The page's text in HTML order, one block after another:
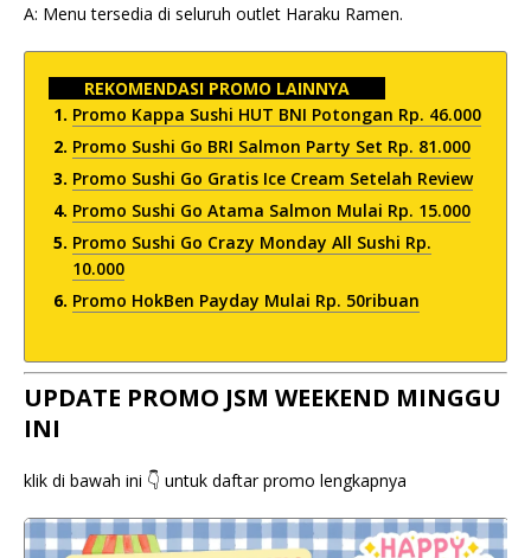
A: Menu tersedia di seluruh outlet Haraku Ramen.
REKOMENDASI PROMO LAINNYA
Promo Kappa Sushi HUT BNI Potongan Rp. 46.000
Promo Sushi Go BRI Salmon Party Set Rp. 81.000
Promo Sushi Go Gratis Ice Cream Setelah Review
Promo Sushi Go Atama Salmon Mulai Rp. 15.000
Promo Sushi Go Crazy Monday All Sushi Rp.
10.000
Promo HokBen Payday Mulai Rp. 50ribuan
UPDATE PROMO JSM WEEKEND MINGGU
INI
klik di bawah ini 👇 untuk daftar promo lengkapnya